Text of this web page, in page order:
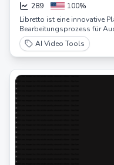
289 100%
Libretto ist eine innovative
Bearbeitungsprozess für
AI Video Tools